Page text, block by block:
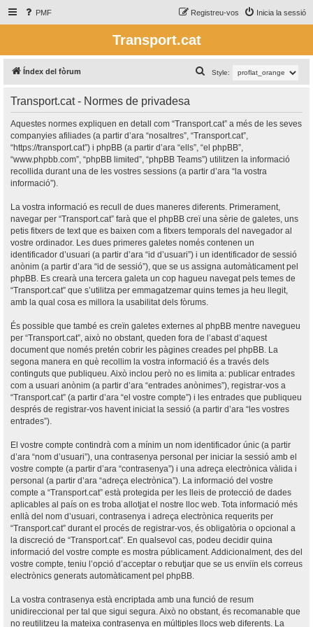
PMF Inicia la sessió
Registreu-vos
Transport.cat
Índex del fòrum Style:
e
c
a
Transport.cat - Normes de privadesa
Aquestes normes expliquen en detall com “Transport.cat” a més de les seves
companyies afiliades (a partir d’ara “nosaltres”, “Transport.cat”,
“https://transport.cat”) i phpBB (a partir d’ara “ells”, “el phpBB”,
“www.phpbb.com”, “phpBB limited”, “phpBB Teams”) utilitzen la informació
recollida durant una de les vostres sessions (a partir d’ara “la vostra
informació”).
La vostra informació es recull de dues maneres diferents. Primerament,
navegar per “Transport.cat” farà que el phpBB creï una sèrie de galetes, uns
petis fitxers de text que es baixen com a fitxers temporals del navegador al
vostre ordinador. Les dues primeres galetes només contenen un
identificador d’usuari (a partir d’ara “id d’usuari”) i un identificador de sessió
anònim (a partir d’ara “id de sessió”), que se us assigna automàticament pel
phpBB. Es crearà una tercera galeta un cop hagueu navegat pels temes de
“Transport.cat” que s’utilitza per emmagatzemar quins temes ja heu llegit,
amb la qual cosa es millora la usabilitat dels fòrums.
És possible que també es creïn galetes externes al phpBB mentre navegueu
per “Transport.cat”, això no obstant, queden fora de l’abast d’aquest
document que només pretén cobrir les pàgines creades pel phpBB. La
segona manera en què recollim la vostra informació és a través dels
continguts que publiqueu. Això inclou però no es limita a: publicar entrades
com a usuari anònim (a partir d’ara “entrades anònimes”), registrar-vos a
“Transport.cat” (a partir d’ara “el vostre compte”) i les entrades que publiqueu
després de registrar-vos havent iniciat la sessió (a partir d’ara “les vostres
entrades”).
El vostre compte contindrà com a mínim un nom identificador únic (a partir
d’ara “nom d’usuari”), una contrasenya personal per iniciar la sessió amb el
vostre compte (a partir d’ara “contrasenya”) i una adreça electrònica vàlida i
personal (a partir d’ara “adreça electrònica”). La informació del vostre
compte a “Transport.cat” està protegida per les lleis de protecció de dades
aplicables al país on es troba allotjat el nostre lloc web. Tota informació més
enllà del nom d’usuari, contrasenya i adreça electrònica requerits per
“Transport.cat” durant el procés de registrar-vos, és obligatòria o opcional a
la discreció de “Transport.cat”. En qualsevol cas, podeu decidir quina
informació del vostre compte es mostra públicament. Addicionalment, des del
vostre compte, teniu l’opció d’acceptar o rebutjar que se us enviïn els correus
electrònics generats automàticament pel phpBB.
La vostra contrasenya està encriptada amb una funció de resum
unidireccional per tal que sigui segura. Això no obstant, és recomanable que
no reutilitzeu la mateixa contrasenya en múltiples llocs web diferents. La